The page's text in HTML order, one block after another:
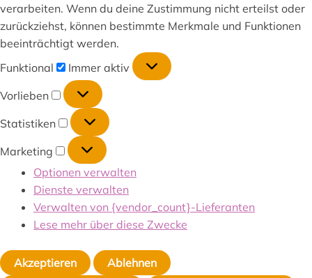
verarbeiten. Wenn du deine Zustimmung nicht erteilst oder
zurückziehst, können bestimmte Merkmale und Funktionen
beeinträchtigt werden.
Funktional
Immer aktiv
Vorlieben
Statistiken
Marketing
Optionen verwalten
Dienste verwalten
Verwalten von {vendor_count}-Lieferanten
Lese mehr über diese Zwecke
Akzeptieren
Ablehnen